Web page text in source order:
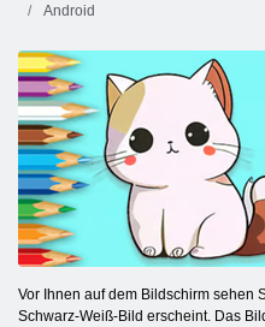
Android
Vor Ihnen auf dem Bildschirm sehen
Schwarz-Weiß-Bild erscheint. Das